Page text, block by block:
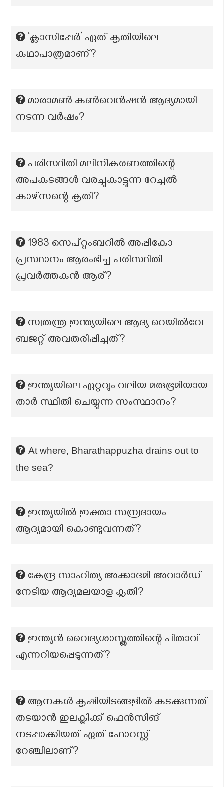
‘ക്ലാസിപ്പേർ’ ഏത് കൃതിയിലെ
കഥാപാത്രമാണ്?
മാരാമൺ കൺവെൻഷൻ ആദ്യമായി
നടന്ന വർഷം?
പരിസ്ഥിതി മലിനീകരണത്തിന്റെ
അപകടങ്ങൾ വരച്ചുകാട്ടുന്ന റേച്ചൽ
കാഴ്സന്റെ കൃതി?
1983 സെപ്റ്റംബറിൽ അപ്പികോ
പ്രസ്ഥാനം ആരംഭിച്ച പരിസ്ഥിതി
പ്രവർത്തകൻ ആര്?
സ്വതന്ത്ര ഇന്ത്യയിലെ ആദ്യ റെയിൽവേ
ബജറ്റ് അവതരിപ്പിച്ചത്?
ഇന്ത്യയിലെ ഏറ്റവും വലിയ മരുഭൂമിയായ
താർ സ്ഥിതി ചെയ്യുന്ന സംസ്ഥാനം?
At where, Bharathappuzha drains out to
the sea?
ഇന്ത്യയിൽ ഇക്താ സമ്പ്രദായം
ആദ്യമായി കൊണ്ടുവന്നത്?
കേന്ദ്ര സാഹിത്യ അക്കാദമി അവാർഡ്
നേടിയ ആദ്യമലയാള കൃതി?
ഇന്ത്യൻ വൈദ്യശാസ്ത്രത്തിന്റെ പിതാവ്
എന്നറിയപ്പെടുന്നത്?
ആനകൾ കൃഷിയിടങ്ങളിൽ കടക്കുന്നത്
തടയാൻ ഇലക്ട്രിക്ക് ഫെൻസിങ്
നടപ്പാക്കിയത് ഏത് ഫോറസ്റ്റ്
റേഞ്ചിലാണ്?